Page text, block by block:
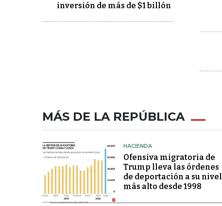
inversión de más de $1 billón
MÁS DE LA REPÚBLICA
HACIENDA
Ofensiva migratoria de
Trump lleva las órdenes
de deportación a su nivel
más alto desde 1998